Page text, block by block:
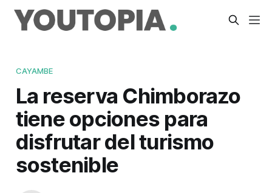
CAYAMBE
La reserva Chimborazo
tiene opciones para
disfrutar del turismo
sostenible